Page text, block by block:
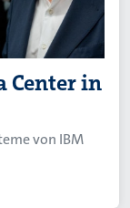
Center in
von IBM